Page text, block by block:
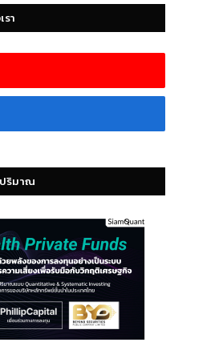
รา
ริมาณ